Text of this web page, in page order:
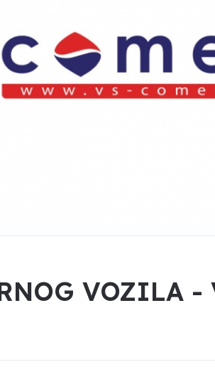
VOZILA -